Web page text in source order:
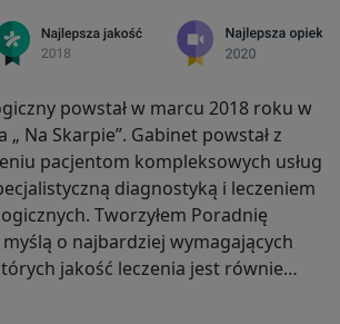
powstał w marcu 2018 roku w
Na Skarpie”. Gabinet powstał z
pacjentom kompleksowych usług
diagnostyką i leczeniem
Tworzyłem Poradnię
o najbardziej wymagających
jakość leczenia jest równie
Moja wiedza, doświadczenie a